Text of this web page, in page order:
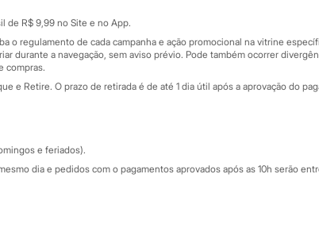
de R$ 9,99 no Site e no App.
o regulamento de cada campanha e ação promocional na vitrine
durante a navegação, sem aviso prévio. Pode também ocorrer
compras.
e Retire. O prazo de retirada é de até 1 dia útil após a aprovação do
e feriados).
dia e pedidos com o pagamentos aprovados após as 10h serão